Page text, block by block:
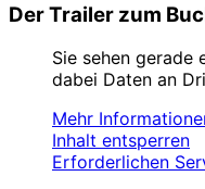
Der Trailer zum
Sie sehen gerade
dabei Daten an
Mehr
Inhalt entsperren
Erforderlichen